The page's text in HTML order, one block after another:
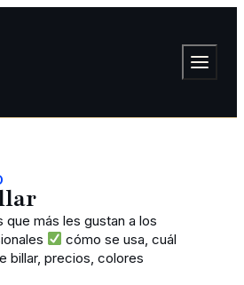
que más les gustan a los
cómo se usa, cuál
billar, precios, colores